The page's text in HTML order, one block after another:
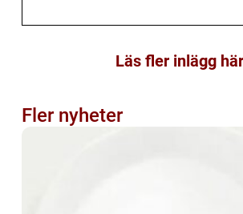
Läs fler inlägg här
Fler nyheter